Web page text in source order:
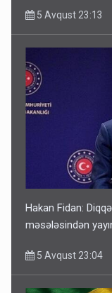
5 Avqust 23:13
Hakan Fidan:
məsələsindən
5 Avqust 23:04